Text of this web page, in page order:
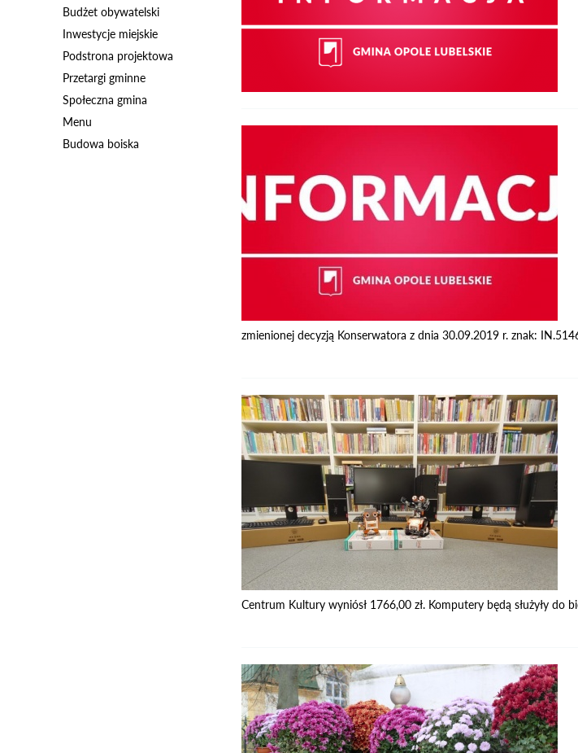
Budżet obywatelski
Inwestycje miejskie
Podstrona projektowa
Przetargi gminne
Społeczna gmina
Menu
Budowa boiska
zmienionej decyzją Konserwatora z dnia 30.09.2019 r. znak:
Centrum Kultury wyniósł 1766,00 zł. Komputery będą służyły do